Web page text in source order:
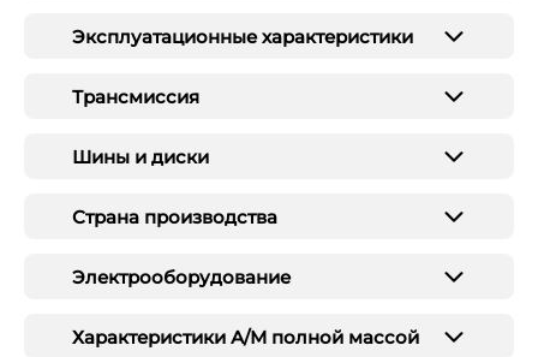
Эксплуатационные характеристики
Трансмиссия
Шины и диски
Страна производства
Электрооборудование
Характеристики А/М полной массой